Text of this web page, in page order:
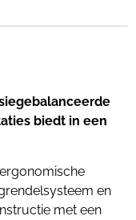
biedt in een
en
met een